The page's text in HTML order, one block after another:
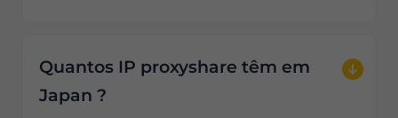
Quantos IP proxyshare têm em
Japan ?